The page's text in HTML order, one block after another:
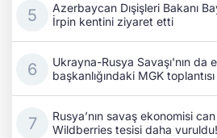
Azerbaycan Dışişleri Bakanı
İrpin kentini ziyaret etti
Ukrayna-Rusya Savaşı'nın da
başkanlığındaki MGK
Rusya’nın savaş ekonomisi
Wildberries tesisi daha vuruldu!